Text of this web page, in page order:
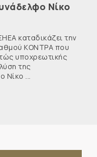
Νίκο
καταδικάζει την
ΚΟΝΤΡΑ που
υποχρεωτικής
της
Νίκο ...